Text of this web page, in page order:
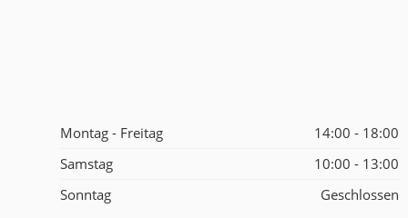
Montag - Freitag
14:00 - 18:00
Samstag
10:00 - 13:00
Sonntag
Geschlossen